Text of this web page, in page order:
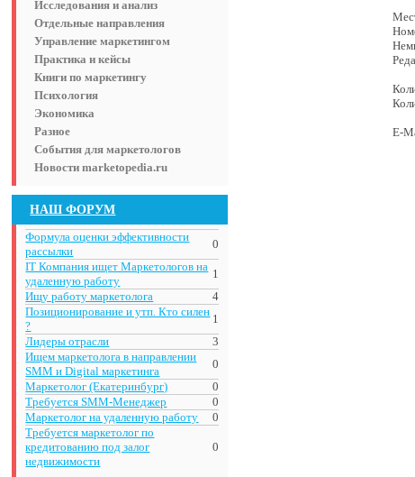
Исследования и анализ
Отдельные направления
Управление маркетингом
Практика и кейсы
Книги по маркетингу
Психология
Экономика
Разное
События для маркетологов
Новости marketopedia.ru
НАШ ФОРУМ
Формула оценки эффективности
рассылки
0
IT Компания ищет Маркетологов на
удаленную работу
1
Ищу работу маркетолога
4
Позиционирование и утп. Кто силен
?
1
Лидеры отрасли
3
Ищем маркетолога в направлении
SMM и Digital маркетинга
0
Маркетолог (Екатеринбург)
0
Требуется SMM-Менеджер
0
Маркетолог на удаленную работу
0
Требуется маркетолог по
кредитованию под залог
недвижимости
0
E-